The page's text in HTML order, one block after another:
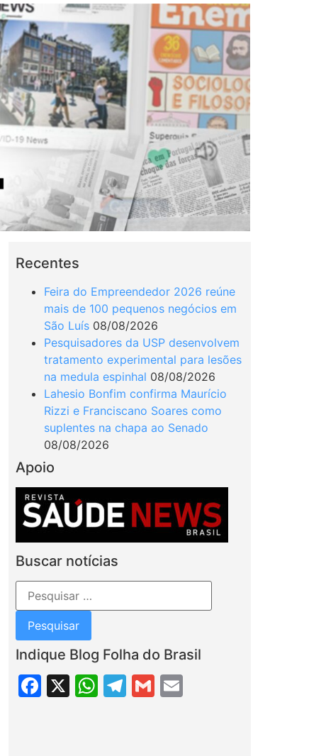
Recentes
Feira do Empreendedor 2026 reúne
mais de 100 pequenos negócios em
São Luís 08/08/2026
Pesquisadores da USP desenvolvem
tratamento experimental para lesões
na medula espinhal 08/08/2026
Lahesio Bonfim confirma Maurício
Rizzi e Franciscano Soares como
suplentes na chapa ao Senado
08/08/2026
Apoio
Buscar notícias
Indique Blog Folha do Brasil
Facebook
X WhatsApp
Telegram
Gmail